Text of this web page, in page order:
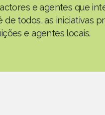
e agentes que
todos, as iniciativas
e agentes locais.